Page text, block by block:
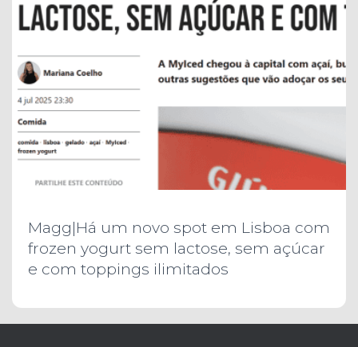
Magg|Há um novo spot em Lisboa com
frozen yogurt sem lactose, sem açúcar
e com toppings ilimitados